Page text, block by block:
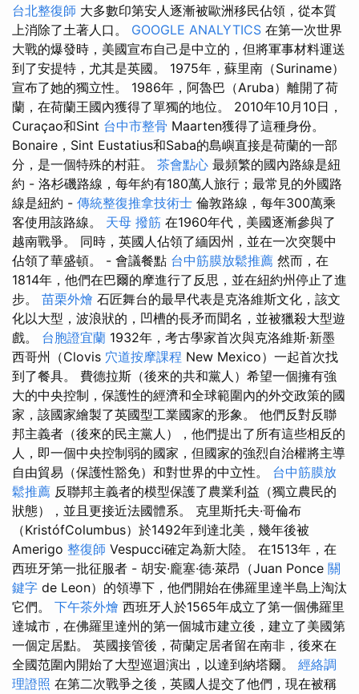
台北整復師 大多數印第安人逐漸被歐洲移民佔領，從本質
上消除了土著人口。 GOOGLE ANALYTICS 在第一次世界
大戰的爆發時，美國宣布自己是中立的，但將軍事材料運送
到了安提特，尤其是英國。 1975年，蘇里南（Suriname）
宣布了她的獨立性。 1986年，阿魯巴（Aruba）離開了荷
蘭，在荷蘭王國內獲得了單獨的地位。 2010年10月10日，
Curaçao和Sint 台中市整骨 Maarten獲得了這種身份。
Bonaire，Sint Eustatius和Saba的島嶼直接是荷蘭的一部
分，是一個特殊的村莊。 茶會點心 最頻繁的國內路線是紐
約 - 洛杉磯路線，每年約有180萬人旅行；最常見的外國路
線是紐約 - 傳統整復推拿技術士 倫敦路線，每年300萬乘
客使用該路線。 天母 撥筋 在1960年代，美國逐漸參與了
越南戰爭。 同時，英國人佔領了緬因州，並在一次突襲中
佔領了華盛頓。 - 會議餐點 台中筋膜放鬆推薦 然而，在
1814年，他們在巴爾的摩進行了反思，並在紐約州停止了進
步。 苗栗外燴 石匠舞台的最早代表是克洛維斯文化，該文
化以大型，波浪狀的，凹槽的長矛而聞名，並被獵殺大型遊
戲。 台胞證宜蘭 1932年，考古學家首次與克洛維斯·新墨
西哥州（Clovis 穴道按摩課程 New Mexico）一起首次找
到了餐具。 費德拉斯（後來的共和黨人）希望一個擁有強
大的中央控制，保護性的經濟和全球範圍內的外交政策的國
家，該國家繪製了英國型工業國家的形象。 他們反對反聯
邦主義者（後來的民主黨人），他們提出了所有這些相反的
人，即一個中央控制弱的國家，但國家的強烈自治權將主導
自由貿易（保護性豁免）和對世界的中立性。 台中筋膜放
鬆推薦 反聯邦主義者的模型保護了農業利益（獨立農民的
狀態），並且更接近法國體系。 克里斯托夫·哥倫布
（KristófColumbus）於1492年到達北美，幾年後被
Amerigo 整復師 Vespucci確定為新大陸。 在1513年，在
西班牙第一批征服者 - 胡安·龐塞·德·萊昂（Juan Ponce 關
鍵字 de Leon）的領導下，他們開始在佛羅里達半島上淘汰
它們。 下午茶外燴 西班牙人於1565年成立了第一個佛羅里
達城市，在佛羅里達州的第一個城市建立後，建立了美國第
一個定居點。 英國接管後，荷蘭定居者留在南非，後來在
全國范圍內開始了大型巡迴演出，以達到納塔爾。 經絡調
理證照 在第二次戰爭之後，英國人提交了他們，現在被稱